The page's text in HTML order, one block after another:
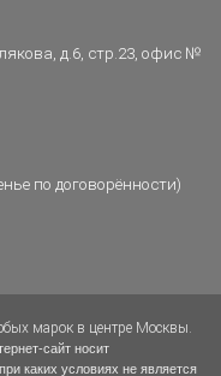
д.6, стр.23, офис №
по договорённости)
марок в центре Москвы.
сайт носит
каких условиях не является